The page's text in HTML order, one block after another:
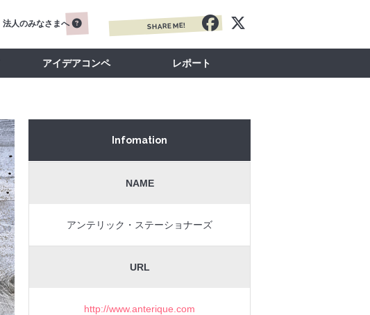
アイデアコンペ レポート
法人のみなさまへ SHARE ME!
Infomation
NAME
アンテリック・ステーショナーズ
URL
http://www.anterique.com